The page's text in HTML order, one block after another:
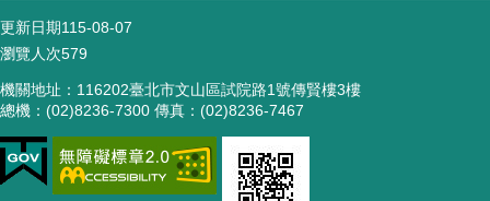
更新日期115-08-07
瀏覽人次579
機關地址：116202臺北市文山區試院路1號傳賢樓3樓
總機：(02)8236-7300 傳真：(02)8236-7467